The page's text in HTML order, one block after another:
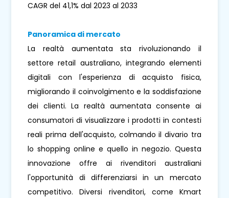
CAGR del 41,1% dal 2023 al 2033
Panoramica di mercato
La realtà aumentata sta rivoluzionando il
settore retail australiano, integrando elementi
digitali con l'esperienza di acquisto fisica,
migliorando il coinvolgimento e la soddisfazione
dei clienti. La realtà aumentata consente ai
consumatori di visualizzare i prodotti in contesti
reali prima dell'acquisto, colmando il divario tra
lo shopping online e quello in negozio. Questa
innovazione offre ai rivenditori australiani
l'opportunità di differenziarsi in un mercato
competitivo. Diversi rivenditori, come Kmart